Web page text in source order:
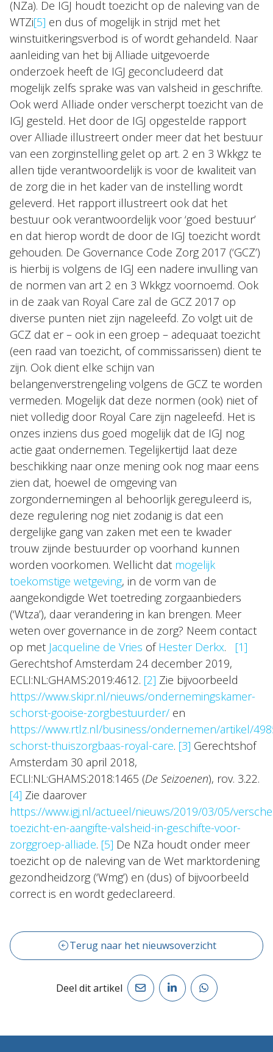
(NZa). De IGJ houdt toezicht op de naleving van de
WTZi[5] en dus of mogelijk in strijd met het
winstuitkeringsverbod is of wordt gehandeld. Naar
aanleiding van het bij Alliade uitgevoerde
onderzoek heeft de IGJ geconcludeerd dat
mogelijk zelfs sprake was van valsheid in geschrifte.
Ook werd Alliade onder verscherpt toezicht van de
IGJ gesteld. Het door de IGJ opgestelde rapport
over Alliade illustreert onder meer dat het bestuur
van een zorginstelling gelet op art. 2 en 3 Wkkgz te
allen tijde verantwoordelijk is voor de kwaliteit van
de zorg die in het kader van de instelling wordt
geleverd. Het rapport illustreert ook dat het
bestuur ook verantwoordelijk voor ‘goed bestuur’
en dat hierop wordt de door de IGJ toezicht wordt
gehouden. De Governance Code Zorg 2017 (‘GCZ’)
is hierbij is volgens de IGJ een nadere invulling van
de normen van art 2 en 3 Wkkgz voornoemd. Ook
in de zaak van Royal Care zal de GCZ 2017 op
diverse punten niet zijn nageleefd. Zo volgt uit de
GCZ dat er – ook in een groep – adequaat toezicht
(een raad van toezicht, of commissarissen) dient te
zijn. Ook dient elke schijn van
belangenverstrengeling volgens de GCZ te worden
vermeden. Mogelijk dat deze normen (ook) niet of
niet volledig door Royal Care zijn nageleefd. Het is
onzes inziens dus goed mogelijk dat de IGJ nog
actie gaat ondernemen. Tegelijkertijd laat deze
beschikking naar onze mening ook nog maar eens
zien dat, hoewel de omgeving van
zorgondernemingen al behoorlijk gereguleerd is,
deze regulering nog niet zodanig is dat een
dergelijke gang van zaken met een te kwader
trouw zijnde bestuurder op voorhand kunnen
worden voorkomen. Wellicht dat mogelijk
toekomstige wetgeving, in de vorm van de
aangekondigde Wet toetreding zorgaanbieders
(‘Wtza’), daar verandering in kan brengen. Meer
weten over governance in de zorg? Neem contact
op met Jacqueline de Vries of Hester Derkx. [1]
Gerechtshof Amsterdam 24 december 2019,
ECLI:NL:GHAMS:2019:4612. [2] Zie bijvoorbeeld
https://www.skipr.nl/nieuws/ondernemingskamer-
schorst-gooise-zorgbestuurder/ en
https://www.rtlz.nl/business/ondernemen/artikel/
schorst-thuiszorgbaas-royal-care. [3] Gerechtshof
Amsterdam 30 april 2018,
ECLI:NL:GHAMS:2018:1465 (De Seizoenen), rov. 3.22.
[4] Zie daarover
https://www.igj.nl/actueel/nieuws/2019/03/05/
toezicht-en-aangifte-valsheid-in-geschifte-voor-
zorggroep-alliade. [5] De NZa houdt onder meer
toezicht op de naleving van de Wet marktordening
gezondheidzorg (‘Wmg’) en (dus) of bijvoorbeeld
correct is en wordt gedeclareerd.
Terug naar het nieuwsoverzicht
Deel dit artikel